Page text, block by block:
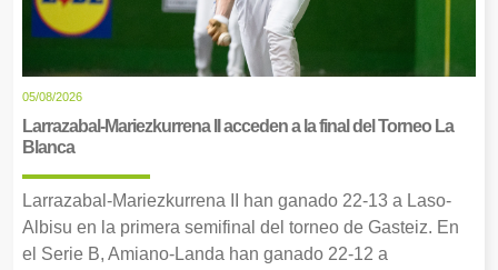
05/08/2026
Larrazabal-Mariezkurrena II acceden a la final del Torneo La
Blanca
Larrazabal-Mariezkurrena II han ganado 22-13 a Laso-
Albisu en la primera semifinal del torneo de Gasteiz. En
el Serie B, Amiano-Landa han ganado 22-12 a